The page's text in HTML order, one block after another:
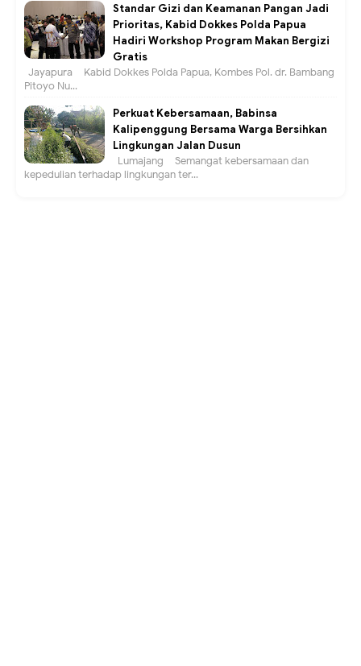
Standar Gizi dan Keamanan Pangan Jadi
Prioritas, Kabid Dokkes Polda Papua
Hadiri Workshop Program Makan Bergizi
Gratis
Jayapura – Kabid Dokkes Polda Papua, Kombes Pol. dr. Bambang
Pitoyo Nu...
Perkuat Kebersamaan, Babinsa
Kalipenggung Bersama Warga Bersihkan
Lingkungan Jalan Dusun
Lumajang – Semangat kebersamaan dan
kepedulian terhadap lingkungan ter...